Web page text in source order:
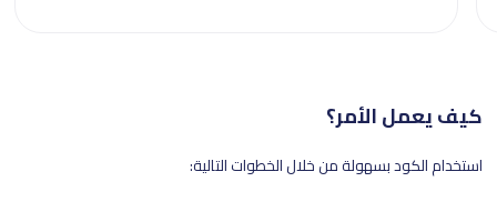
كيف يعمل الأمر؟
استخدام الكود بسهولة من خلال الخطوات التالية: